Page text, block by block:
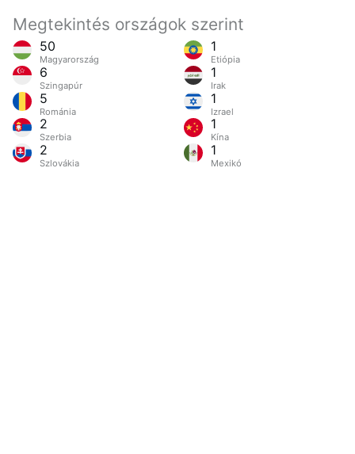
Megtekintés országok szerint
50
Magyarország
6
Szingapúr
5
Románia
2
Szerbia
2
Szlovákia
1
Etiópia
1
Irak
1
Izrael
1
Kína
1
Mexikó